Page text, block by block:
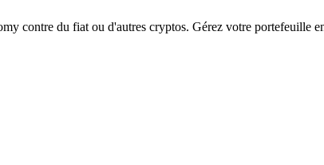
contre du fiat ou d'autres cryptos. Gérez votre portefeuille